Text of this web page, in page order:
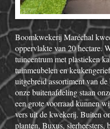
Boomkwekerij Maréchal
oppervlakte van 20 hectare.
tuincentrum met plastieken
tuinmeubelen en
uitgebreid assortiment van
onze buitenafdeling staan
een grote voorraad kunnen
vers uit de kwekerij. Buiten
planten, Buxus, sierheesters,